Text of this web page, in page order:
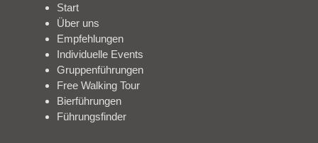
Start
Über uns
Empfehlungen
Individuelle Events
Gruppenführungen
Free Walking Tour
Bierführungen
Führungsfinder